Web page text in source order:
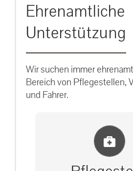
Ehrenamtliche
Unterstützung
Wir suchen immer
Bereich von Pflegestellen,
und Fahrer.
Einlernung